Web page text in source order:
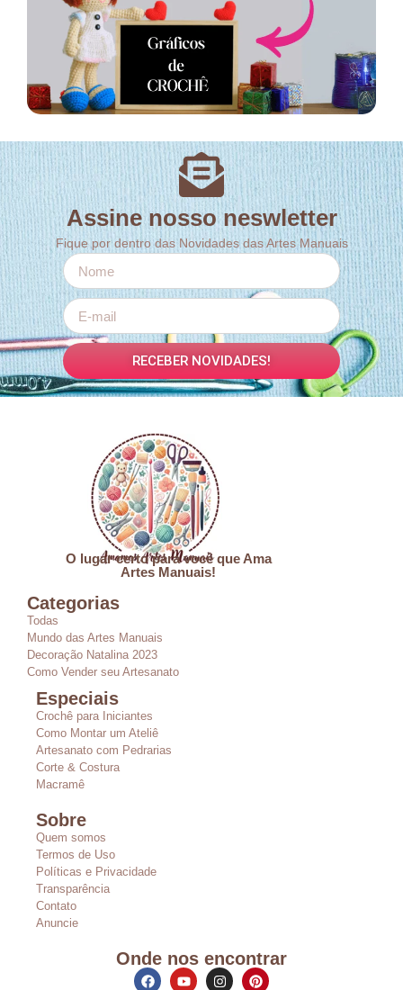
Assine nosso neswletter
Fique por dentro das Novidades das Artes Manuais
RECEBER NOVIDADES!
O lugar certo para você que Ama
Artes Manuais!
Categorias
Todas
Mundo das Artes Manuais
Decoração Natalina 2023
Como Vender seu Artesanato
Especiais
Crochê para Iniciantes
Como Montar um Ateliê
Artesanato com Pedrarias
Corte & Costura
Macramê
Sobre
Quem somos
Termos de Uso
Políticas e Privacidade
Transparência
Contato
Anuncie
Onde nos encontrar